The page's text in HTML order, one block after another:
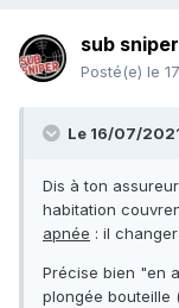
sub sniper
Posté(e) le
Le 16/07/
Dis à ton
habitation
apnée : il
Précise bien "en
plongée bouteille